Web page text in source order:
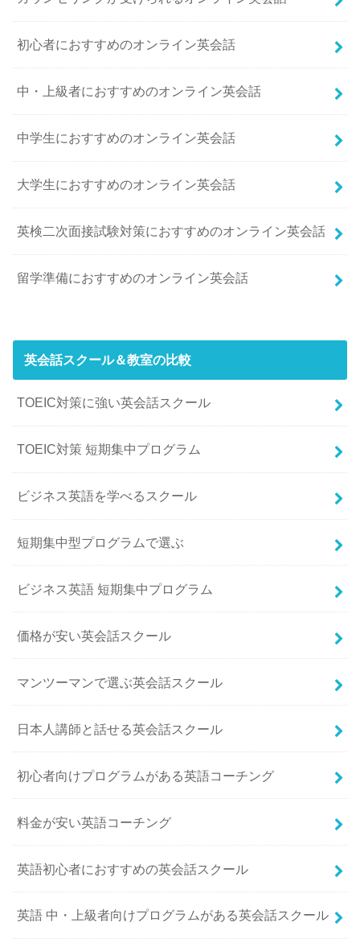
初心者におすすめのオンライン英会話
中・上級者におすすめのオンライン英会話
中学生におすすめのオンライン英会話
大学生におすすめのオンライン英会話
英検二次面接試験対策におすすめのオンライン英会話
留学準備におすすめのオンライン英会話
英会話スクール＆教室の比較
TOEIC対策に強い英会話スクール
TOEIC対策 短期集中プログラム
ビジネス英語を学べるスクール
短期集中型プログラムで選ぶ
ビジネス英語 短期集中プログラム
価格が安い英会話スクール
マンツーマンで選ぶ英会話スクール
日本人講師と話せる英会話スクール
初心者向けプログラムがある英語コーチング
料金が安い英語コーチング
英語初心者におすすめの英会話スクール
英語 中・上級者向けプログラムがある英会話スクール